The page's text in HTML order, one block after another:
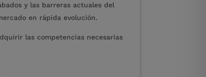
y las barreras actuales del
en rápida evolución.
las competencias necesarias